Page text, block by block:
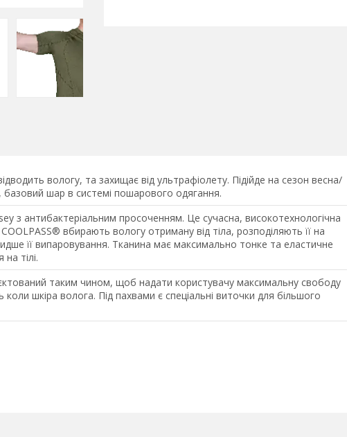
вологу, та захищає від ультрафіолету. Підійде на сезон весна/
шар в системі пошарового одягання.
з антибактеріальним просоченням. Це сучасна, високотехнологічна
вбирають вологу отриману від тіла, розподіляють її на
її випаровування. Тканина має максимально тонке та еластичне
тілі.
таким чином, щоб надати користувачу максимальну свободу
шкіра волога. Під пахвами є спеціальні виточки для більшого